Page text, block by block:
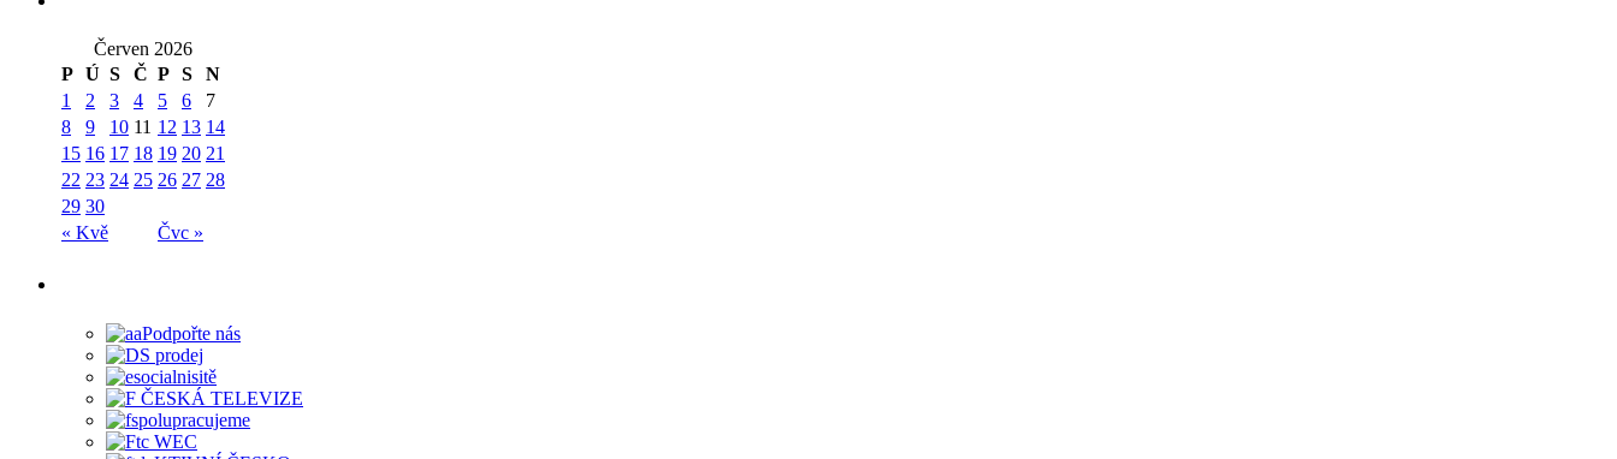
Červen 2026
P Ú S Č P S N
« Kvě Čvc »
1 2 3 4 5 6
7
8
9 10 11 12 13 14
15 16 17 18 19 20 21
22 23 24 25 26 27 28
29 30